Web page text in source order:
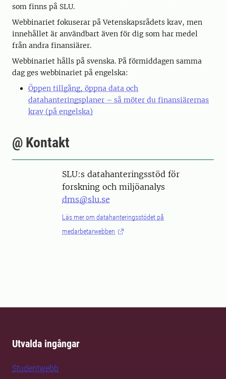
som finns på SLU.
Webbinariet fokuserar på Vetenskapsrådets krav, men
innehållet är användbart även för dig som har medel
från andra finansiärer.
Webbinariet hålls på svenska. På förmiddagen samma
dag ges webbinariet på engelska:
Öppen tillgång, öppna data och
datahanteringsplaner – så möter du finansiärernas
krav (på engelska)
@ Kontakt
SLU:s datahanteringsstöd för
forskning och miljöanalys
dms@slu.se
Läs mer om datahanteringsstödet på
medarbetarwebben
Utvalda ingångar
Studentwebb